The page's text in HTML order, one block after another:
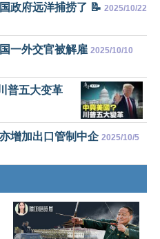
政府远洋捕捞了 📝 2025/10/22
一外交官被解雇 2025/10/10
普五大变革
增加出口管制中企 2025/10/5